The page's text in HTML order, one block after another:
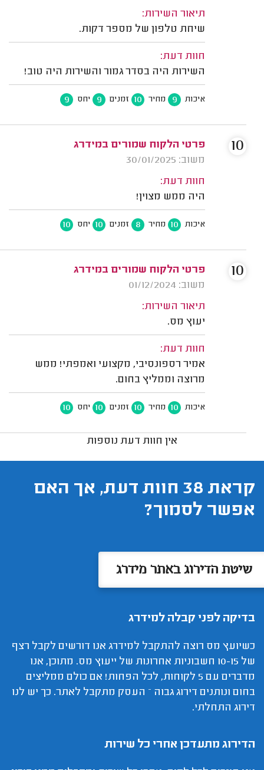
תיאור השירות:
שיחת טלפון של מספר דקות.
חוות דעת:
השירות היה בסדר גמור והשירות היה טוב!
איכות 9 מחיר 10 זמנים 9 יחס 9
פרטי הלקוח שמורים במידרג
משוב: 30/01/2025
חוות דעת:
היה ממש מצוין!
איכות 10 מחיר 8 זמנים 10 יחס 10
10
פרטי הלקוח שמורים במידרג
משוב: 01/12/2024
תיאור השירות:
יעוץ מס.
חוות דעת:
אמיר רספונסיבי, מקצועי ואמפתי! ממש
מרוצה וממליץ בחום.
איכות 10 מחיר 10 זמנים 10 יחס 10
10
אין חוות דעת נוספות
קראת 38 חוות דעת, אך האם
אפשר לסמוך?
שיטת הדירוג באתר מידרג
בדיקה לפני קבלה למידרג
כשיועץ מס רוצה להתקבל למידרג אנו דורשים לקבל רצף
של 10-15 חשבוניות אחרונות של ייעוץ מס. מתוכן, אנו
מדברים עם 5 לקוחות, לכל הפחות! אם כולם ממליצים
בחום ונותנים דירוג גבוה – העסק מתקבל לאתר. כך יש לנו
דירוג התחלתי.
הדירוג מתעדכן אחרי כל שירות